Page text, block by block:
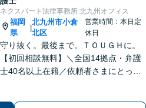
ネクスパート法律事務所 北九州オフィス
福岡
県
|
北九州市小倉
北区
営業時間：本日定
休日
守り抜く。最後まで。ＴＯＵＧＨに。
【初回相談無料】＼全国14拠点・弁護
士40名以上在籍／依頼者さまにとって